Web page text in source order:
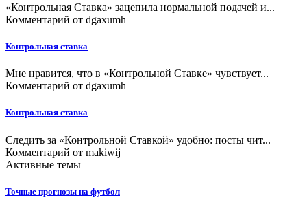
«Контрольная Ставка» зацепила нормальной подачей и...
Комментарий от dgaxumh
Контрольная ставка
Мне нравится, что в «Контрольной Ставке» чувствует...
Комментарий от dgaxumh
Контрольная ставка
Следить за «Контрольной Ставкой» удобно: посты чит...
Комментарий от makiwij
Активные темы
Точные прогнозы на футбол